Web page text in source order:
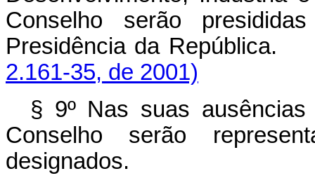
Conselho serão
Presidência da República.
2.161-35, de 2001)
§ 9º Nas suas
Conselho serão
designados.